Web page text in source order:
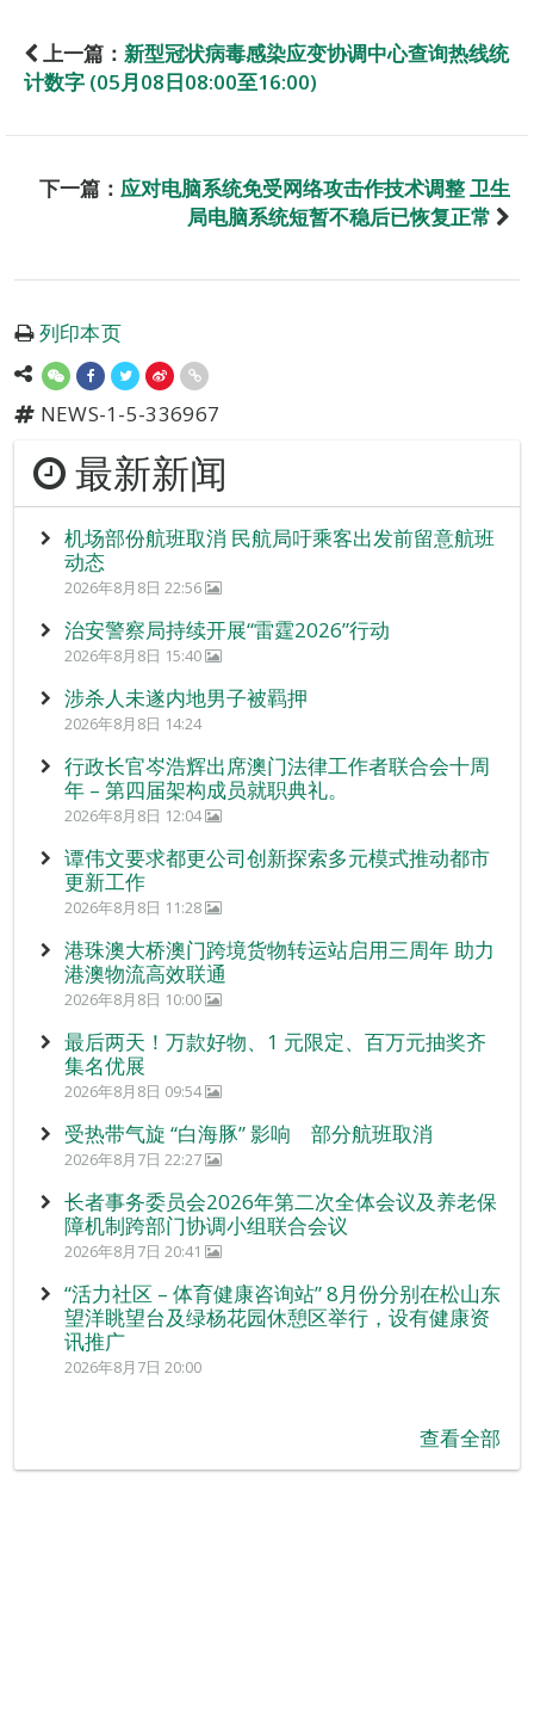
上一篇： 新型冠状病毒感染应变协调中心查询热线统
计数字 (05月08日08:00至16:00)
下一篇： 应对电脑系统免受网络攻击作技术调整 卫生
局电脑系统短暂不稳后已恢复正常
列印本页
NEWS-1-5-336967
最新新闻
机场部份航班取消 民航局吁乘客出发前留意航班
动态
2026年8月8日 22:56
治安警察局持续开展“雷霆2026”行动
2026年8月8日 15:40
涉杀人未遂内地男子被羁押
2026年8月8日 14:24
行政长官岑浩辉出席澳门法律工作者联合会十周
年 – 第四届架构成员就职典礼。
2026年8月8日 12:04
谭伟文要求都更公司创新探索多元模式推动都市
更新工作
2026年8月8日 11:28
港珠澳大桥澳门跨境货物转运站启用三周年 助力
港澳物流高效联通
2026年8月8日 10:00
最后两天！万款好物、1 元限定、百万元抽奖齐
集名优展
2026年8月8日 09:54
受热带气旋 “白海豚” 影响 部分航班取消
2026年8月7日 22:27
长者事务委员会2026年第二次全体会议及养老保
障机制跨部门协调小组联合会议
2026年8月7日 20:41
“活力社区 – 体育健康咨询站” 8月份分别在松山东
望洋眺望台及绿杨花园休憩区举行，设有健康资
讯推广
2026年8月7日 20:00
查看全部